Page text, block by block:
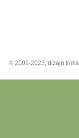
© 2009-2023, dizajn